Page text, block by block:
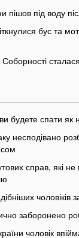
пішов під воду
бус та
будете спати як
несподівано
справ, які
чоловіків
заборонено
чоловік